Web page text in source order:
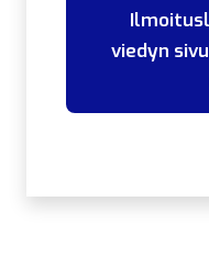
viedyn